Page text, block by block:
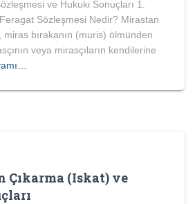
ve Hukuki Sonuçları 1.
Sözleşmesi Nedir? Mirastan
bırakanın (muris) ölmünden
veya mirasçıların kendilerine
Çıkarma (Iskat) ve